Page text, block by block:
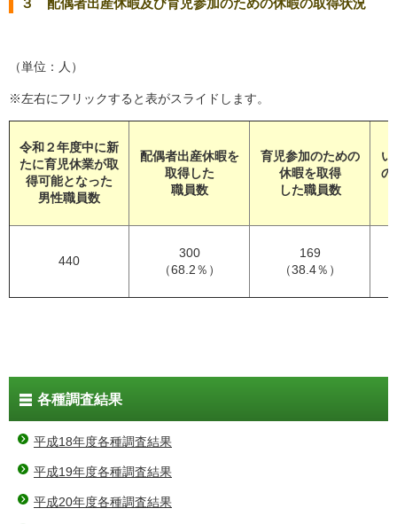
３ 配偶者出産休暇及び育児参加のための休暇の取得状況
（単位：人）
※左右にフリックすると表がスライドします。
令和２年度中に新
たに育児休業が取
得可能となった
男性職員数
配偶者出産休暇を
取得した
職員数
育児参加のための
休暇を取得
した職員数
い
の
440
300
（68.2％）
169
（38.4％）
各種調査結果
平成18年度各種調査結果
平成19年度各種調査結果
平成20年度各種調査結果